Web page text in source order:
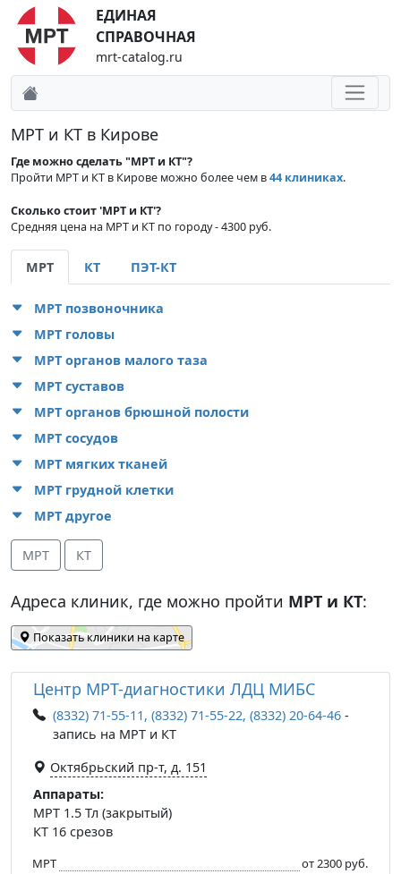
ЕДИНАЯ
СПРАВОЧНАЯ
mrt-catalog.ru
МРТ и КТ в Кирове
Где можно сделать "МРТ и КТ"?
Пройти МРТ и КТ в Кирове можно более чем в44 клиниках.
Сколько стоит 'МРТ и КТ'?
Средняя цена на МРТ и КТ по городу - 4300 руб.
МРТ КТ ПЭТ-КТ
МРТ позвоночника
МРТ головы
МРТ органов малого таза
МРТ суставов
МРТ органов брюшной полости
МРТ сосудов
МРТ мягких тканей
МРТ грудной клетки
МРТ другое
МРТ КТ
Адреса клиник, где можно пройти МРТ и КТ:
Показать клиники на карте
Центр МРТ-диагностики ЛДЦ МИБС
(8332) 71-55-11, (8332) 71-55-22, (8332) 20-64-46 -
запись на МРТ и КТ
Октябрьский пр-т, д. 151
Аппараты:
МРТ 1.5 Тл (закрытый)
КТ 16 срезов
МРТ
от 2300 руб.